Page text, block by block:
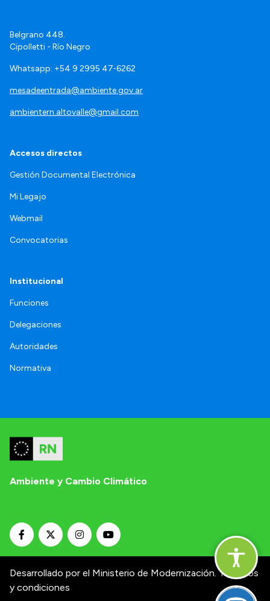
Belgrano 448.
Cipolletti - Río Negro
Whatsapp: +54 9 2995 47‑6262
mesadeentrada@ambiente.gov.ar
ambientern.altovalle@gmail.com
Accesos directos
Gestión Documental Electrónica
Mi Legajo
Webmail
Convocatorias
Institucional
Funciones
Delegaciones
Autoridades
Normativa
Ambiente y Cambio Climático
Desarrollado por el Ministerio de Modernización. Términos
y condiciones